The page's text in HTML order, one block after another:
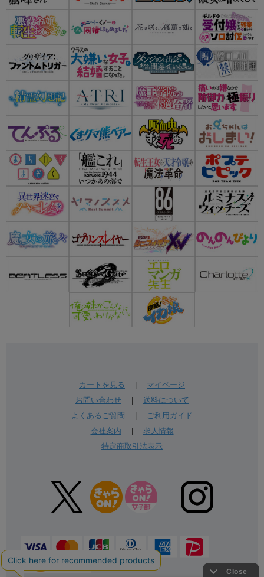
カートを見る
マイページ
お問い合わせ| 送料について
よくあるご質問
ご利用ガイド
会社案内
求人情報
特定商取引法表示